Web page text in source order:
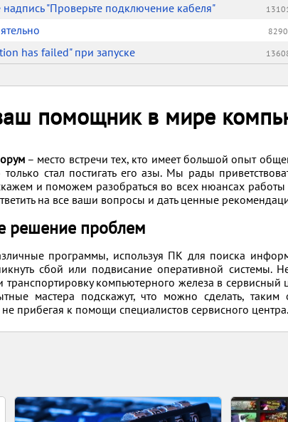
"Проверьте подключение кабеля"
8290
has failed" при запуске
помощник в мире
– место встречи тех, кто имеет большой опыт
стал постигать его азы. Мы рады
и поможем разобраться во всех нюансах
на все ваши вопросы и дать ценные
решение проблем
программы, используя ПК для поиска
сбой или подвисание оперативной системы.
компьютерного железа в сервисный
мастера подскажут, что можно сделать,
прибегая к помощи специалистов сервисного центра.
не только получить помощь в ремонте или
пользователи
операционная система? Не знаете какое